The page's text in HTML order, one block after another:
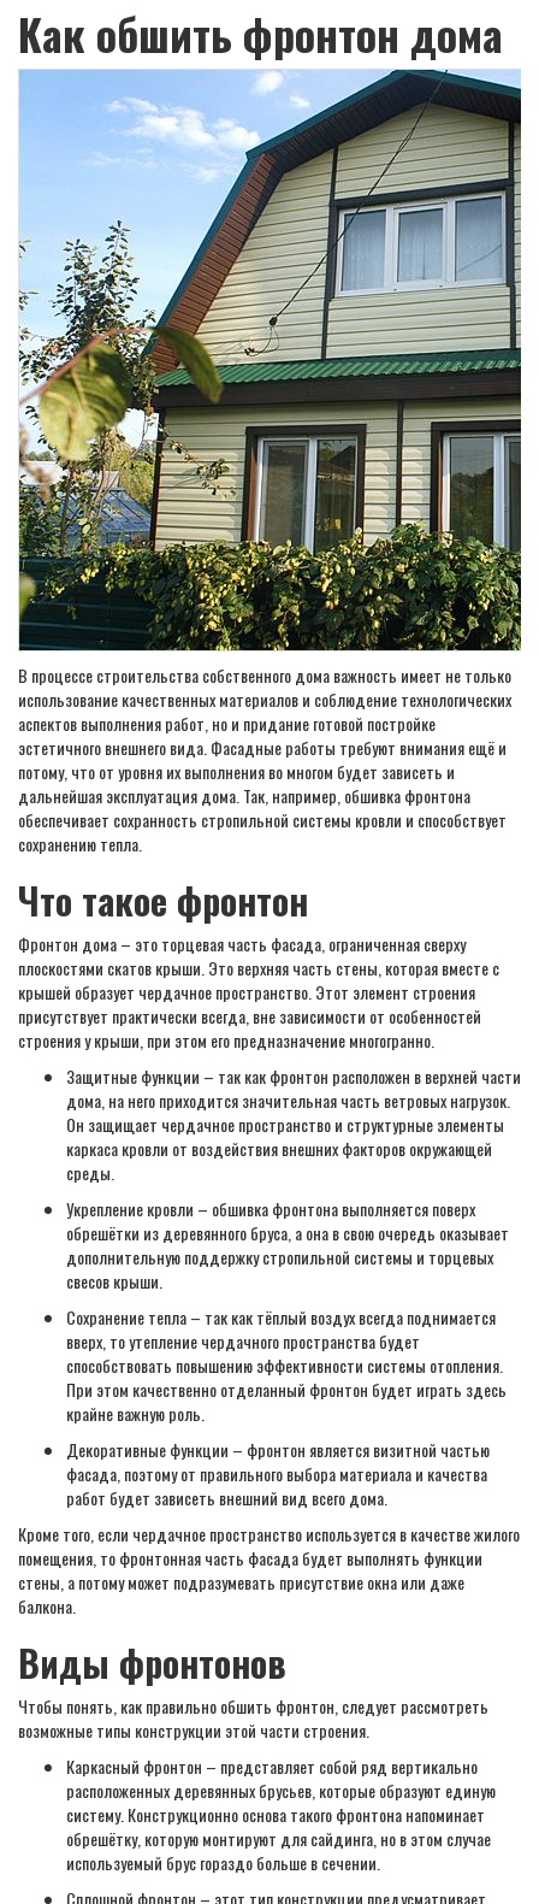
Как обшить фронтон дома
В процессе строительства собственного дома важность имеет не только
использование качественных материалов и соблюдение технологических
аспектов выполнения работ, но и придание готовой постройке
эстетичного внешнего вида. Фасадные работы требуют внимания ещё и
потому, что от уровня их выполнения во многом будет зависеть и
дальнейшая эксплуатация дома. Так, например, обшивка фронтона
обеспечивает сохранность стропильной системы кровли и способствует
сохранению тепла.
Что такое фронтон
Фронтон дома – это торцевая часть фасада, ограниченная сверху
плоскостями скатов крыши. Это верхняя часть стены, которая вместе с
крышей образует чердачное пространство. Этот элемент строения
присутствует практически всегда, вне зависимости от особенностей
строения у крыши, при этом его предназначение многогранно.
Защитные функции – так как фронтон расположен в верхней части
дома, на него приходится значительная часть ветровых нагрузок.
Он защищает чердачное пространство и структурные элементы
каркаса кровли от воздействия внешних факторов окружающей
среды.
Укрепление кровли – обшивка фронтона выполняется поверх
обрешётки из деревянного бруса, а она в свою очередь оказывает
дополнительную поддержку стропильной системы и торцевых
свесов крыши.
Сохранение тепла – так как тёплый воздух всегда поднимается
вверх, то утепление чердачного пространства будет
способствовать повышению эффективности системы отопления.
При этом качественно отделанный фронтон будет играть здесь
крайне важную роль.
Декоративные функции – фронтон является визитной частью
фасада, поэтому от правильного выбора материала и качества
работ будет зависеть внешний вид всего дома.
Кроме того, если чердачное пространство используется в качестве жилого
помещения, то фронтонная часть фасада будет выполнять функции
стены, а потому может подразумевать присутствие окна или даже
балкона.
Виды фронтонов
Чтобы понять, как правильно обшить фронтон, следует рассмотреть
возможные типы конструкции этой части строения.
Каркасный фронтон – представляет собой ряд вертикально
расположенных деревянных брусьев, которые образуют единую
систему. Конструкционно основа такого фронтона напоминает
обрешётку, которую монтируют для сайдинга, но в этом случае
используемый брус гораздо больше в сечении.
Сплошной фронтон – этот тип конструкции предусматривает